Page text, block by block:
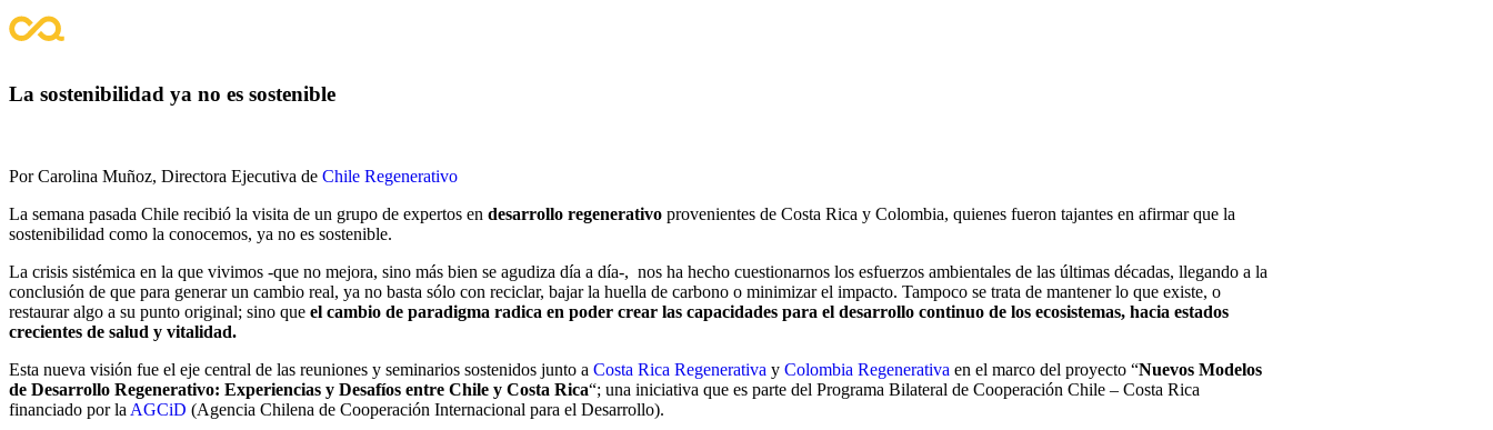
La sostenibilidad ya no es sostenible
Por Carolina Muñoz, Directora Ejecutiva de Chile Regenerativo
La semana pasada Chile recibió la visita de un grupo de expertos en desarrollo regenerativo provenientes de Costa Rica y Colombia, quienes fueron tajantes en afirmar que la
sostenibilidad como la conocemos, ya no es sostenible.
La crisis sistémica en la que vivimos -que no mejora, sino más bien se agudiza día a día-, nos ha hecho cuestionarnos los esfuerzos ambientales de las últimas décadas, llegando a la
conclusión de que para generar un cambio real, ya no basta sólo con reciclar, bajar la huella de carbono o minimizar el impacto. Tampoco se trata de mantener lo que existe, o
restaurar algo a su punto original; sino que el cambio de paradigma radica en poder crear las capacidades para el desarrollo continuo de los ecosistemas, hacia estados
crecientes de salud y vitalidad.
Esta nueva visión fue el eje central de las reuniones y seminarios sostenidos junto a Costa Rica Regenerativa y Colombia Regenerativa en el marco del proyecto “Nuevos Modelos
de Desarrollo Regenerativo: Experiencias y Desafíos entre Chile y Costa Rica“; una iniciativa que es parte del Programa Bilateral de Cooperación Chile – Costa Rica
financiado por laAGCiD (Agencia Chilena de Cooperación Internacional para el Desarrollo).